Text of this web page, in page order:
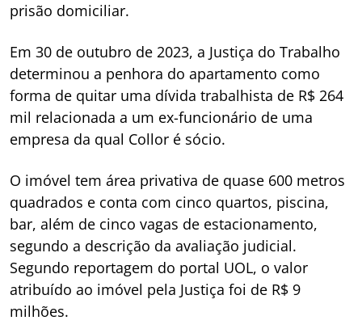
prisão domiciliar.
Em 30 de outubro de 2023, a Justiça do Trabalho
determinou a penhora do apartamento como
forma de quitar uma dívida trabalhista de R$ 264
mil relacionada a um ex-funcionário de uma
empresa da qual Collor é sócio.
O imóvel tem área privativa de quase 600 metros
quadrados e conta com cinco quartos, piscina,
bar, além de cinco vagas de estacionamento,
segundo a descrição da avaliação judicial.
Segundo reportagem do portal UOL, o valor
atribuído ao imóvel pela Justiça foi de R$ 9
milhões.